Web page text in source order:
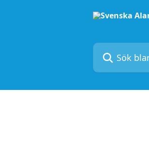
Sök bland våra